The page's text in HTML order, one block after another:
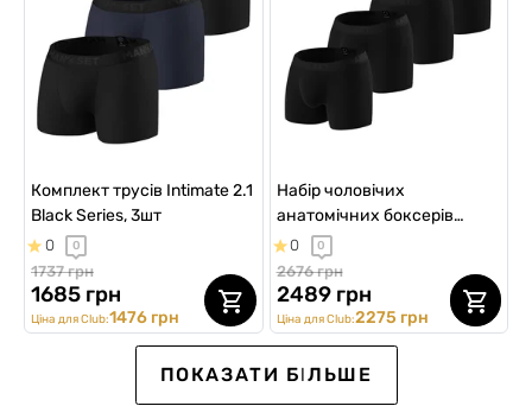
Комплект трусів Intimate 2.1
Black Series, 3шт
0 0
1737 грн
1685 грн
Ціна для Club:1476 грн
Набір чоловічих
анатомічних боксерів
Intimate no fly Plus (4 шт)
0 0
2676 грн
2489 грн
Ціна для Club:2275 грн
ПОКАЗАТИ БІЛЬШЕ